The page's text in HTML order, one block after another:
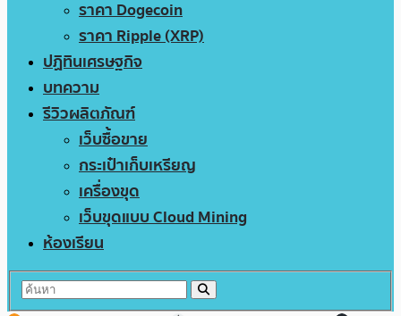
ราคา Dogecoin
ราคา Ripple (XRP)
ปฏิทินเศรษฐกิจ
บทความ
รีวิวผลิตภัณฑ์
เว็บซื้อขาย
กระเป๋าเก็บเหรียญ
เครื่องขุด
เว็บขุดแบบ Cloud Mining
ห้องเรียน